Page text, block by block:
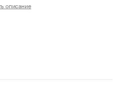
описание